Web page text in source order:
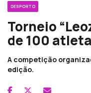
DESPORTO
Torneio
de 100
A competição
edição.